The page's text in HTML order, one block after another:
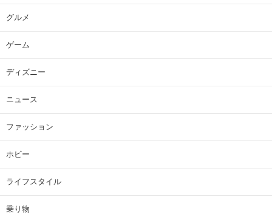
グルメ
ゲーム
ディズニー
ニュース
ファッション
ホビー
ライフスタイル
乗り物